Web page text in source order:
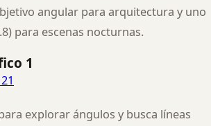
angular para arquitectura y uno
para escenas nocturnas.
1
explorar ángulos y busca líneas